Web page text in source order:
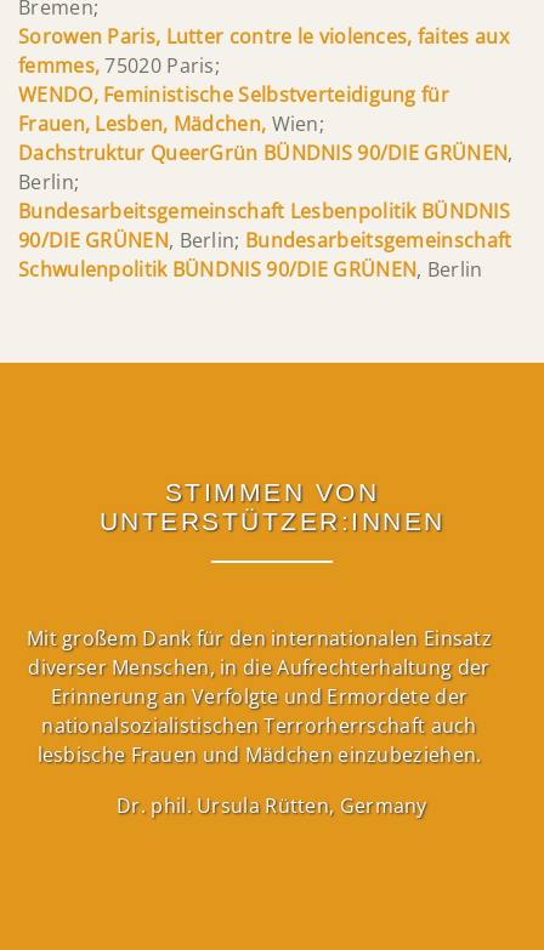
Bremen;
Sorowen Paris, Lutter contre le violences, faites aux
femmes,75020 Paris;
WENDO, Feministische Selbstverteidigung für
Frauen, Lesben, Mädchen, Wien;
Dachstruktur QueerGrün BÜNDNIS 90/DIE GRÜNEN,
Berlin;
Bundesarbeitsgemeinschaft Lesbenpolitik BÜNDNIS
90/DIE GRÜNEN, Berlin; Bundesarbeitsgemeinschaft
Schwulenpolitik BÜNDNIS 90/DIE GRÜNEN, Berlin
STIMMEN VON
UNTERSTÜTZER:INNEN
Mit großem Dank für den internationalen Einsatz
diverser Menschen, in die Aufrechterhaltung der
Erinnerung an Verfolgte und Ermordete der
nationalsozialistischen Terrorherrschaft auch
lesbische Frauen und Mädchen einzubeziehen.
Dr. phil. Ursula Rütten, Germany